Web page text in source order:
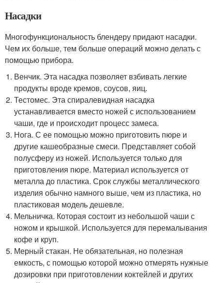
Насадки
Многофункциональность блендеру придают насадки.
Чем их больше, тем больше операций можно делать с
помощью прибора.
Венчик. Эта насадка позволяет взбивать легкие
продукты вроде кремов, соусов, яиц.
Тестомес. Эта спиралевидная насадка
устанавливается вместо ножей с использованием
чаши, где и происходит процесс замеса.
Нога. С ее помощью можно приготовить пюре и
другие кашеобразные смеси. Представляет собой
полусферу из ножей. Используется только для
приготовления пюре. Материал используется от
металла до пластика. Срок службы металлического
изделия обычно намного выше, чем из пластика, но
пластиковая модель дешевле.
Мельничка. Которая состоит из небольшой чаши с
ножом и крышкой. Используется для перемалывания
кофе и круп.
Мерный стакан. Не обязательная, но полезная
емкость, с помощью которой можно отмерять нужные
дозировки при приготовлении коктейлей и других